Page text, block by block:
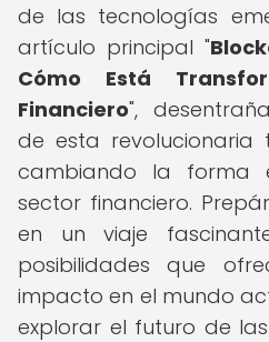
de las tecnologías
artículo principal "
Cómo Está
Financiero",
de esta revolucionaria
cambiando la forma
sector financiero.
en un viaje
posibilidades que
impacto en el mundo
explorar el futuro de las